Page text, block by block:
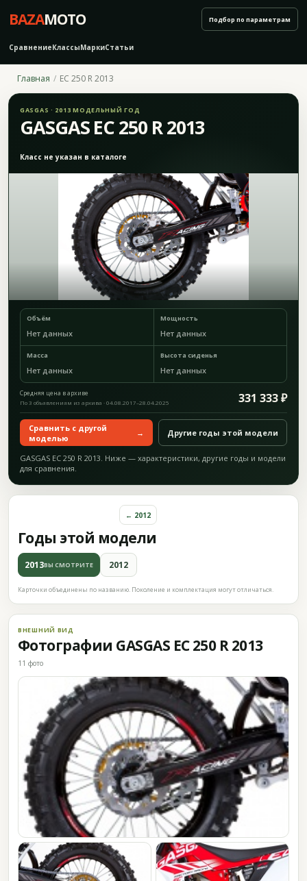
BAZAMOTO
СравнениеКлассыМаркиСтатьи
Подбор по параметрам
Главная EC 250 R 2013
GASGAS · 2013 МОДЕЛЬНЫЙ ГОД
GASGAS EC 250 R 2013
Класс не указан в каталоге
Объём
Нет данных
Мощность
Нет данных
Масса
Нет данных
Высота сиденья
Нет данных
Средняя цена в архиве 331 333 ₽
По 3 объявлениям из архива · 04.08.2017–28.04.2025
Сравнить с другой
моделью
→ Другие годы этой модели
GASGAS EC 250 R 2013. Ниже — характеристики, другие годы и модели
для сравнения.
Годы этой модели
← 2012
2013ВЫ СМОТРИТЕ 2012
Карточки объединены по названию. Поколение и комплектация могут отличаться.
ВНЕШНИЙ ВИД
Фотографии GASGAS EC 250 R 2013
11 фото